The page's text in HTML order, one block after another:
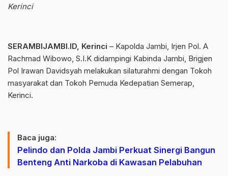
Kerinci
SERAMBIJAMBI.ID, Kerinci – Kapolda Jambi, Irjen Pol. A
Rachmad Wibowo, S.I.K didampingi Kabinda Jambi, Brigjen
Pol Irawan Davidsyah melakukan silaturahmi dengan Tokoh
masyarakat dan Tokoh Pemuda Kedepatian Semerap,
Kerinci.
Baca juga:
Pelindo dan Polda Jambi Perkuat Sinergi Bangun
Benteng Anti Narkoba di Kawasan Pelabuhan